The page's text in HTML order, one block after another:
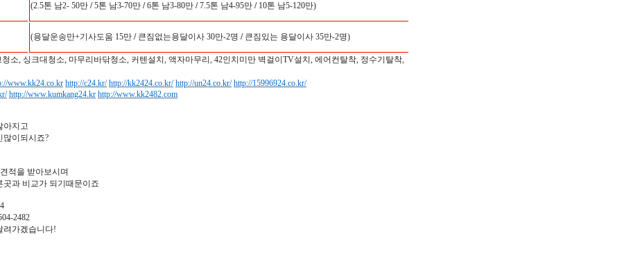
(2.5톤 남2- 50만 /5톤 남3-70만 /6톤 남3-80만 /7.5톤 남4-95만 /10톤 남5-120만)
(용달운송만+기사도움 15만 /큰짐없는용달이사 30만-2명 /큰짐있는 용달이사 35만-2명)
소, 싱크대청소, 마무리바닦청소, 커텐설치, 액자마무리, 42인치미만 벽걸이TV설치, 에어컨탈착, 정수기탈착,
www.kk24.co.kr http://c24.kr/ http://kk2424.co.kr/ http://un24.co.kr/ http://15996924.co.kr/
http://www.kumkang24.kr http://www.kk2482.com
아지고
많이되시죠?
적을 받아보시며
곳과 비교가 되기때문이죠
2482
려가겠습니다!